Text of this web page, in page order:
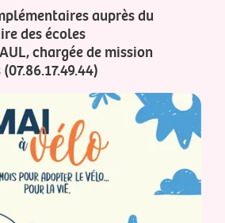
auprès du
des écoles
chargée de mission